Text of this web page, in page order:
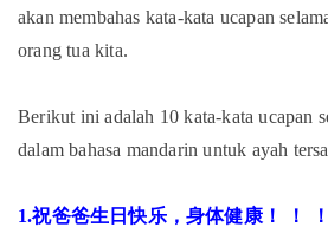
akan membahas kata-kata ucapan
orang tua kita.
Berikut ini adalah 10 kata-kata ucapan
dalam bahasa mandarin untuk ayah
1.祝爸爸生日快乐，身体健康！ ！